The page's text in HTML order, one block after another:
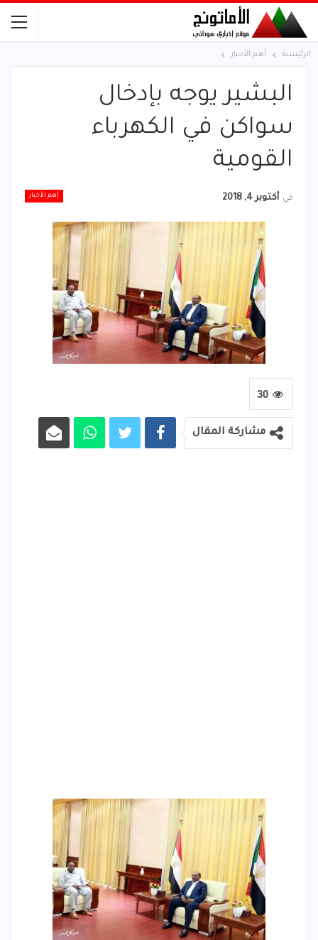
الرئيسية أهم الأخبار
البشير يوجه بإدخال
سواكن في الكهرباء
القومية
أهم الأخبار في أكتوبر 4, 2018
30
مشاركة المقال